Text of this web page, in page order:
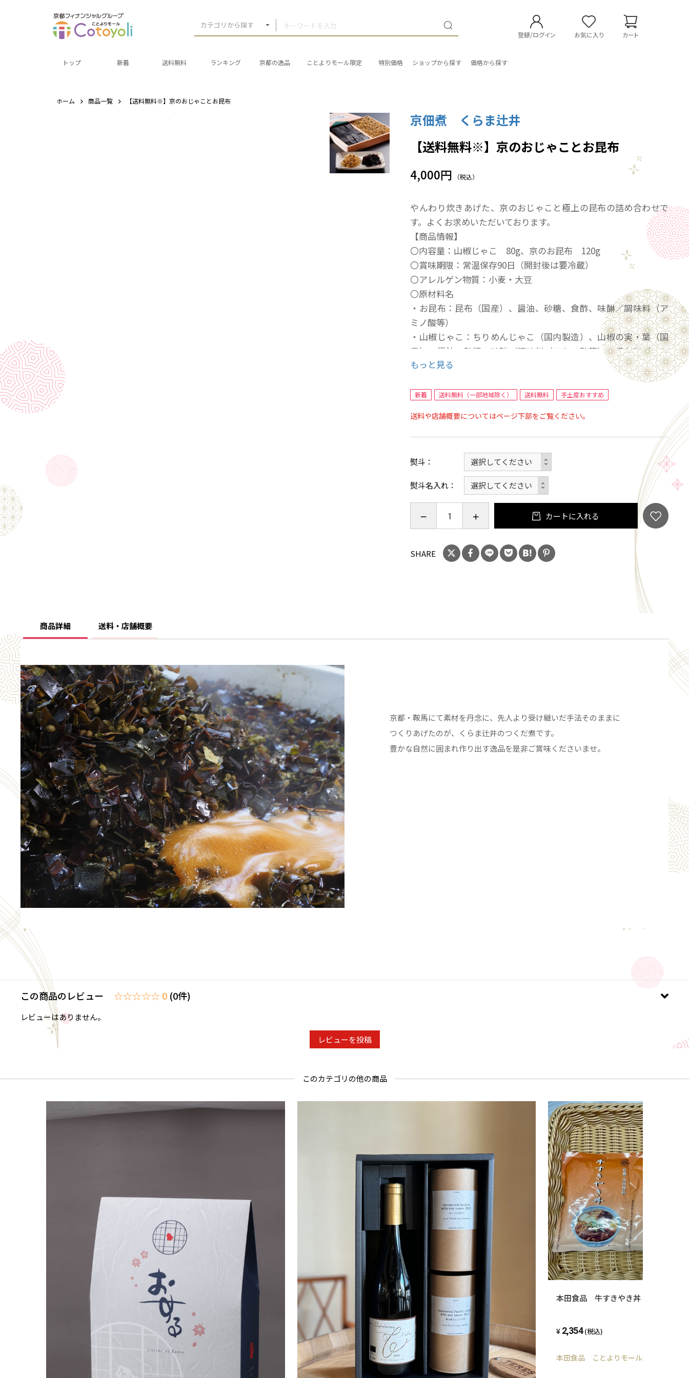
カテゴリから探す
登録/ログイン お気に入り カート
トップ 新着 送料無料 ランキング 京都の逸品 ことよりモール限定 特別価格 ショップから探す 価格から探す
ホーム 商品一覧 【送料無料※】京のおじゃことお昆布
京佃煮 くらま辻井
【送料無料※】京のおじゃことお昆布
4,000円 （税込）
やんわり炊きあげた、京のおじゃこと極上の昆布の詰め合わせで
す。よくお求めいただいております。
【商品情報】
〇内容量：山椒じゃこ 80g、京のお昆布 120g
〇賞味期限：常温保存90日（開封後は要冷蔵）
〇アレルゲン物質：小麦・大豆
〇原材料名
・お昆布：昆布（国産）、醤油、砂糖、食酢、味醂／調味料（ア
ミノ酸等）
・山椒じゃこ：ちりめんじゃこ（国内製造）、山椒の実・葉（国
産）、醤油、砂糖、味醂／調味料（アミノ酸等）、保存料（ソル
ビン酸K)、ｐH調整剤
〇発送目安：最短２～３営業日以内
もっと見る
新着 送料無料（一部地域除く） 送料無料 手土産おすすめ
送料や店舗概要についてはページ下部をご覧ください。
熨斗
熨斗名入れ
カートに入れる
SHARE
商品詳細 送料・店舗概要
京都・鞍馬にて素材を丹念に、先人より受け継いだ手法そのままに
つくりあげたのが、くらま辻井のつくだ煮です。
豊かな自然に囲まれ作り出す逸品を是非ご賞味くださいませ。
この商品のレビュー ☆☆☆☆☆ 0 (0件)
レビューはありません。
レビューを投稿
このカテゴリの他の商品
本田食品 牛すきやき丼 ３食セット
2,354 (税込)
本田食品 ことよりモール店